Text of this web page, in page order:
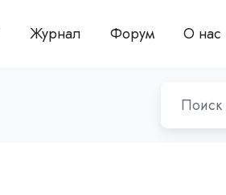
Журнал Форум О нас